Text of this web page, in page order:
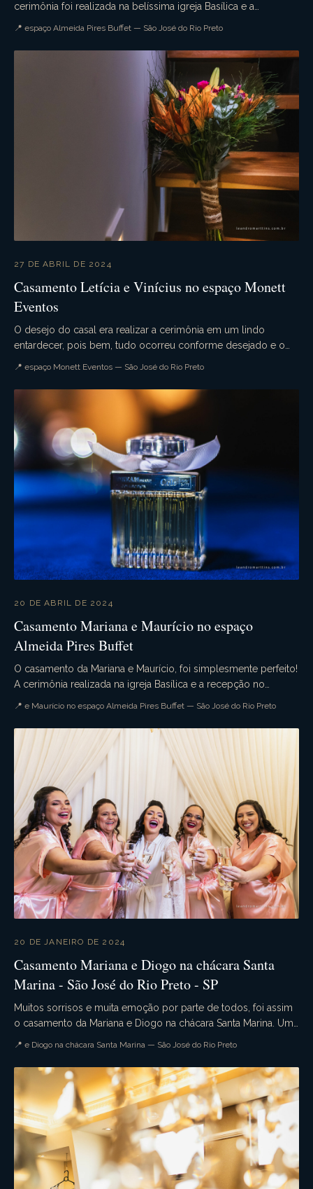
cerimônia foi realizada na belíssima igreja Basílica e a
📍 espaço Almeida Pires Buffet — São José do Rio Preto
27 DE ABRIL DE 2024
Casamento Letícia e Vinícius no espaço Monett
Eventos
O desejo do casal era realizar a cerimônia em um lindo
entardecer, pois bem, tudo ocorreu conforme desejado e o
📍 espaço Monett Eventos — São José do Rio Preto
20 DE ABRIL DE 2024
Casamento Mariana e Maurício no espaço
Almeida Pires Buffet
O casamento da Mariana e Maurício, foi simplesmente perfeito!
A cerimônia realizada na igreja Basílica e a recepção no
📍 e Maurício no espaço Almeida Pires Buffet — São José do Rio Preto
20 DE JANEIRO DE 2024
Casamento Mariana e Diogo na chácara Santa
Marina - São José do Rio Preto - SP
Muitos sorrisos e muita emoção por parte de todos, foi assim
o casamento da Mariana e Diogo na chácara Santa Marina. Uma
📍 e Diogo na chácara Santa Marina — São José do Rio Preto